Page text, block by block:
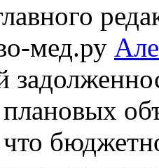
мед.ру
что